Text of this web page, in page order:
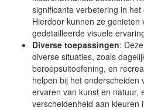
significante verbetering in
Hierdoor kunnen ze
gedetailleerde visuele
Diverse toepassingen:
diverse situaties, zoals
beroepsuitoefening, en
helpen bij het onderscheiden
ervaren van kunst en natuur,
verscheidenheid aan kleuren